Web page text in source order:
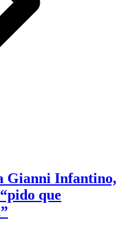
Gianni Infantino,
que